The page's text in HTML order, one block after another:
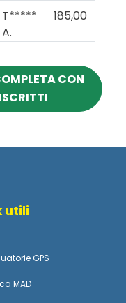
T*****
A.
185,00
CON
utili
GPS
MAD